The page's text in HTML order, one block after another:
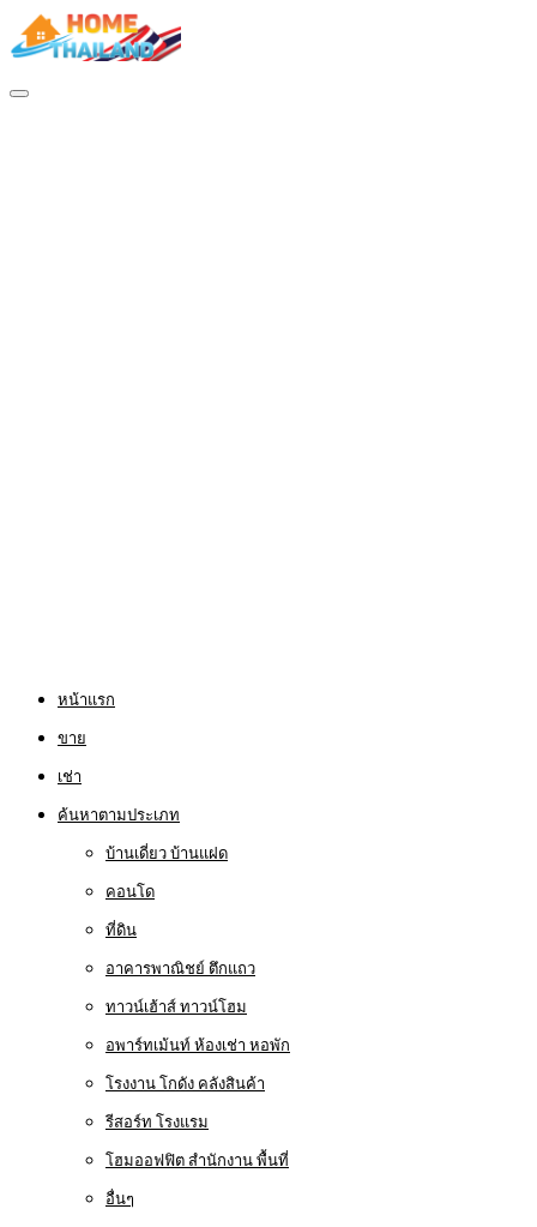
หน้าแรก
ขาย
เช่า
ค้นหาตามประเภท
บ้านเดี่ยว บ้านแฝด
คอนโด
ที่ดิน
อาคารพาณิชย์ ตึกแถว
ทาวน์เฮ้าส์ ทาวน์โฮม
อพาร์ทเม้นท์ ห้องเช่า หอพัก
โรงงาน โกดัง คลังสินค้า
รีสอร์ท โรงแรม
โฮมออฟฟิต สำนักงาน พื้นที่
อื่นๆ